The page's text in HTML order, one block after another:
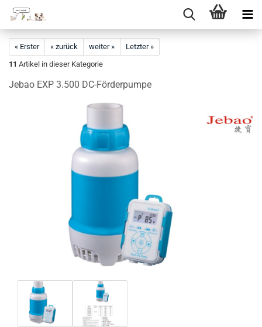
Hauptinhalt
« Erster « zurück weiter »
Letzter »
11 Artikel in dieser Kategorie
Jebao EXP 3.500 DC-Förderpumpe